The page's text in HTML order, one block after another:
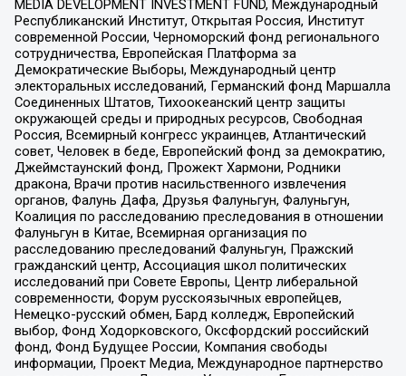
MEDIA DEVELOPMENT INVESTMENT FUND, Международный
Республиканский Институт, Открытая Россия, Институт
современной России, Черноморский фонд регионального
сотрудничества, Европейская Платформа за
Демократические Выборы, Международный центр
электоральных исследований, Германский фонд Маршалла
Соединенных Штатов, Тихоокеанский центр защиты
окружающей среды и природных ресурсов, Свободная
Россия, Всемирный конгресс украинцев, Атлантический
совет, Человек в беде, Европейский фонд за демократию,
Джеймстаунский фонд, Прожект Хармони, Родники
дракона, Врачи против насильственного извлечения
органов, Фалунь Дафа, Друзья Фалуньгун, Фалуньгун,
Коалиция по расследованию преследования в отношении
Фалуньгун в Китае, Всемирная организация по
расследованию преследований Фалуньгун, Пражский
гражданский центр, Ассоциация школ политических
исследований при Совете Европы, Центр либеральной
современности, Форум русскоязычных европейцев,
Немецко-русский обмен, Бард колледж, Европейский
выбор, Фонд Ходорковского, Оксфордский российский
фонд, Фонд Будущее России, Компания свободы
информации, Проект Медиа, Международное партнерство